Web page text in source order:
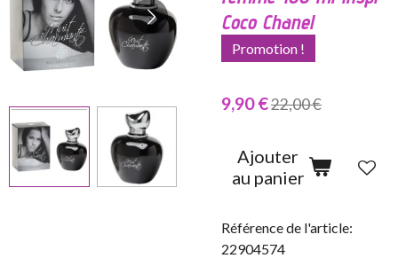
Coco Chanel
Promotion !
9,90 €22,00 €
Ajouter
au panier
Référence de l'article:
22904574